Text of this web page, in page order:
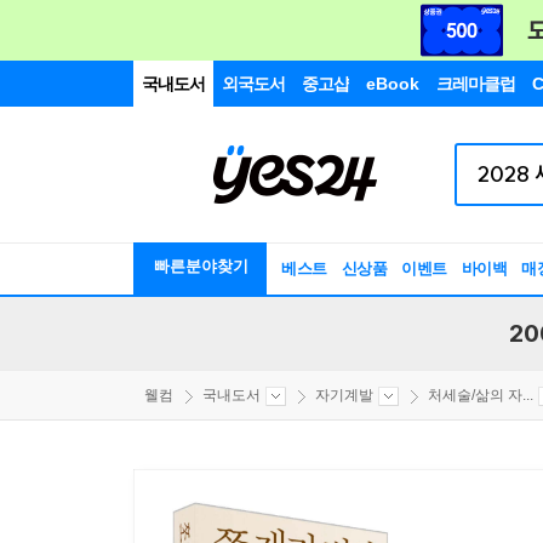
국내도서 외국도서 중고샵 eBook 크레마클럽
빠른분야찾기 베스트 신상품 이벤트 바이백 매
웰컴 국내도서 자기계발 처세술/삶의 자...